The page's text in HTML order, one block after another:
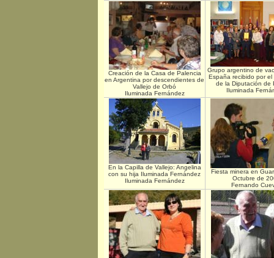
Creación de la Casa de Palencia
en Argentina por descendientes de
Vallejo de Orbó
Iluminada Fernández
Grupo argentino de
España recibido por el
de la Diputación de
Iluminada
En la Capilla de Vallejo: Angelina
con su hija Iluminada Fernández
Iluminada Fernández
Fiesta minera en
Octubre de
Fernando